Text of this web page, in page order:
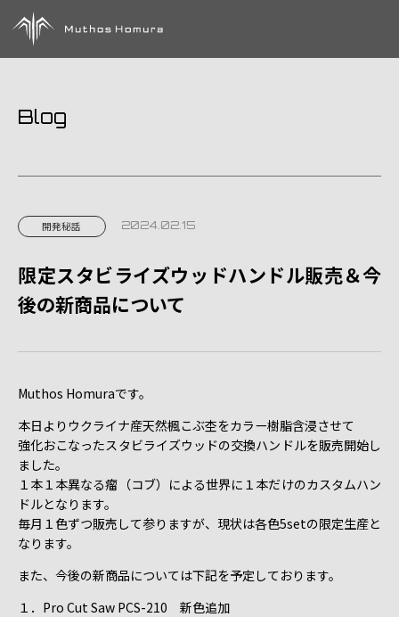
Blog
開発秘話 2024.02.15
限定スタビライズウッドハンドル販売＆今
後の新商品について
Muthos Homuraです。
本日よりウクライナ産天然楓こぶ杢をカラー樹脂含浸させて
強化おこなったスタビライズウッドの交換ハンドルを販売開始し
ました。
１本１本異なる瘤（コブ）による世界に１本だけのカスタムハン
ドルとなります。
毎月１色ずつ販売して参りますが、現状は各色5setの限定生産と
なります。
また、今後の新商品については下記を予定しております。
１．Pro Cut Saw PCS-210 新色追加